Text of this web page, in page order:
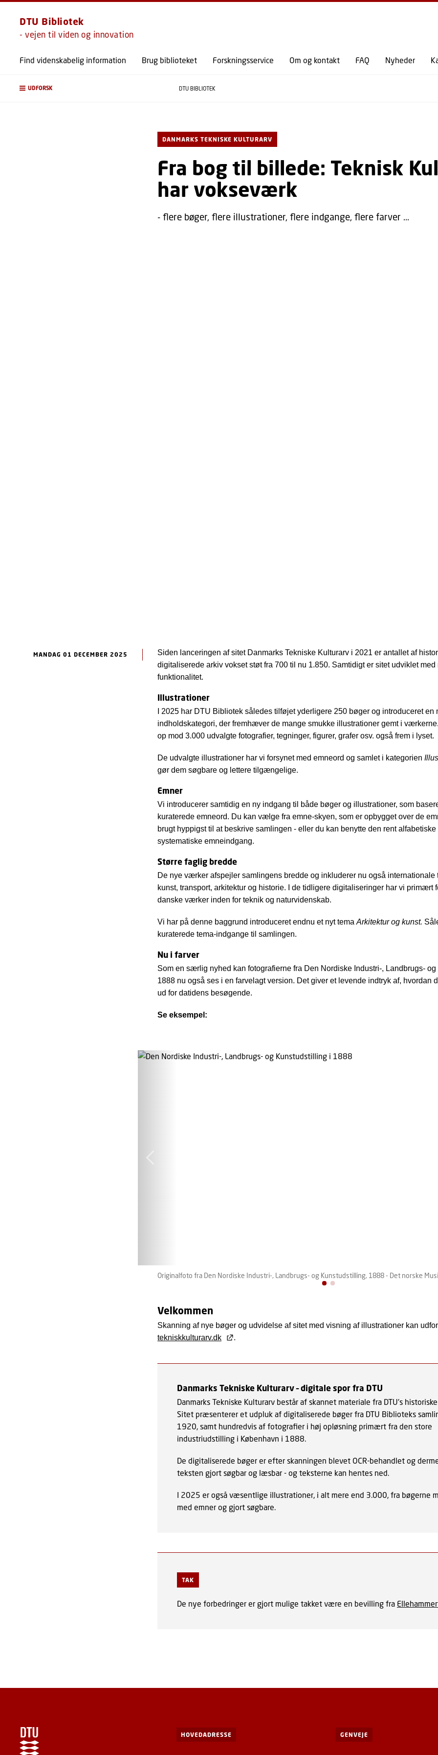
GÅ TIL PRIMÆRT INDHOLD (TRYK ENTER).
DTU Bibliotek
- vejen til viden og innovation
Find videnskabelig information Brug biblioteket Forskningsservice Om og kontakt FAQ Nyheder
UDFORSK DTU BIBLIOTEK
DANMARKS TEKNISKE KULTURARV
Fra bog til billede: Teknisk
har vokseværk
- flere bøger, flere illustrationer, flere indgange, flere farver ...
MANDAG 01 DECEMBER 2025
Siden lanceringen af sitet Danmarks Tekniske Kulturarv i 2021 er antallet af
digitaliserede arkiv vokset støt fra 700 til nu 1.850. Samtidigt er sitet udviklet
funktionalitet.
Illustrationer
I 2025 har DTU Bibliotek således tilføjet yderligere 250 bøger og introduceret en
indholdskategori, der fremhæver de mange smukke illustrationer gemt i
op mod 3.000 udvalgte fotografier, tegninger, figurer, grafer osv. også frem i lyset.
De udvalgte illustrationer har vi forsynet med emneord og samlet i kategorien
gør dem søgbare og lettere tilgængelige.
Emner
Vi introducerer samtidig en ny indgang til både bøger og illustrationer, som
kuraterede emneord. Du kan vælge fra emne-skyen, som er opbygget over de
brugt hyppigst til at beskrive samlingen - eller du kan benytte den rent
systematiske emneindgang.
Større faglig bredde
De nye værker afspejler samlingens bredde og inkluderer nu også internationale
kunst, transport, arkitektur og historie. I de tidligere digitaliseringer har vi primært
danske værker inden for teknik og naturvidenskab.
Vi har på denne baggrund introduceret endnu et nyt tema Arkitektur og kunst.
kuraterede tema-indgange til samlingen.
Nu i farver
Som en særlig nyhed kan fotografierne fra Den Nordiske Industri-, Landbrugs-
1888 nu også ses i en farvelagt version. Det giver et levende indtryk af, hvordan
ud for datidens besøgende.
Se eksempel:
Originalfoto fra Den Nordiske Industri-, Landbrugs- og Kunstudstilling, 1888 - Det norske
Velkommen
Skanning af nye bøger og udvidelse af sitet med visning af illustrationer kan
tekniskkulturarv.dk
.
Danmarks Tekniske Kulturarv – digitale spor fra DTU
Danmarks Tekniske Kulturarv består af skannet materiale fra DTU's
Sitet præsenterer et udpluk af digitaliserede bøger fra DTU Biblioteks
1920, samt hundredvis af fotografier i høj opløsning primært fra den store
industriudstilling i København i 1888.
De digitaliserede bøger er efter skanningen blevet OCR-behandlet og
teksten gjort søgbar og læsbar - og teksterne kan hentes ned.
I 2025 er også væsentlige illustrationer, i alt mere end 3.000, fra bøgerne
med emner og gjort søgbare.
TAK
De nye forbedringer er gjort mulige takket være en bevilling fra
HOVEDADRESSE GENVEJE